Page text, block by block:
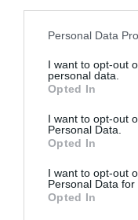
Personal Data
I want to opt-out
personal data.
Opted In
I want to opt-out
Personal Data.
Opted In
I want to opt-out
Personal Data for
Opted In